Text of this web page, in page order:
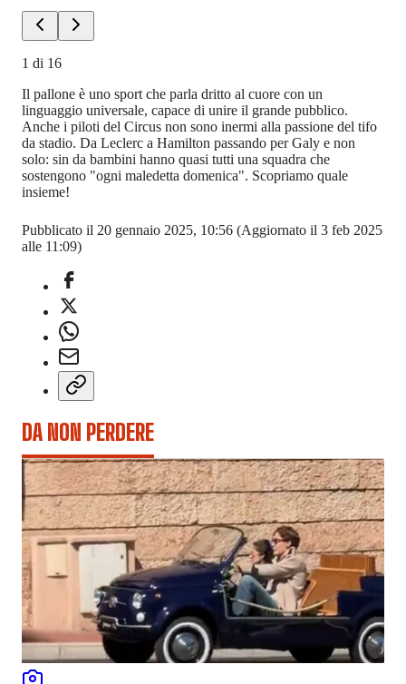
1 di 16
Il pallone è uno sport che parla dritto al cuore con un
linguaggio universale, capace di unire il grande pubblico.
Anche i piloti del Circus non sono inermi alla passione del tifo
da stadio. Da Leclerc a Hamilton passando per Galy e non
solo: sin da bambini hanno quasi tutti una squadra che
sostengono "ogni maledetta domenica". Scopriamo quale
insieme!
Pubblicato il 20 gennaio 2025, 10:56 (Aggiornato il 3 feb 2025
alle 11:09)
DA NON PERDERE